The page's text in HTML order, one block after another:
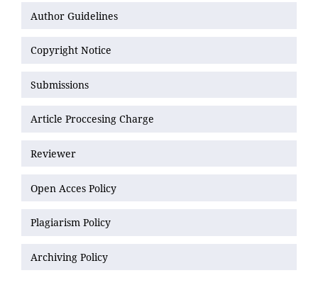
Author Guidelines
Copyright Notice
Submissions
Article Proccesing Charge
Reviewer
Open Acces Policy
Plagiarism Policy
Archiving Policy